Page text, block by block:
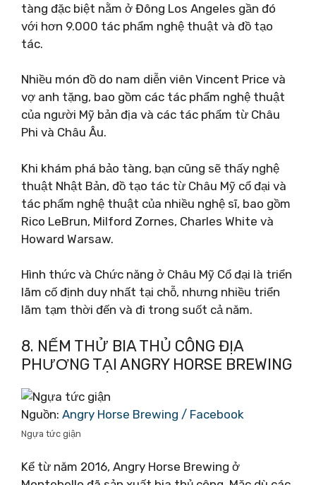
tàng đặc biệt nằm ở Đông Los Angeles gần đó
với hơn 9.000 tác phẩm nghệ thuật và đồ tạo
tác.
Nhiều món đồ do nam diễn viên Vincent Price và
vợ anh tặng, bao gồm các tác phẩm nghệ thuật
của người Mỹ bản địa và các tác phẩm từ Châu
Phi và Châu Âu.
Khi khám phá bảo tàng, bạn cũng sẽ thấy nghệ
thuật Nhật Bản, đồ tạo tác từ Châu Mỹ cổ đại và
tác phẩm nghệ thuật của nhiều nghệ sĩ, bao gồm
Rico LeBrun, Milford Zornes, Charles White và
Howard Warsaw.
Hình thức và Chức năng ở Châu Mỹ Cổ đại là triển
lãm cố định duy nhất tại chỗ, nhưng nhiều triển
lãm tạm thời đến và đi trong suốt cả năm.
8. NẾM THỬ BIA THỦ CÔNG ĐỊA
PHƯƠNG TẠI ANGRY HORSE BREWING
Nguồn: Angry Horse Brewing / Facebook
Ngựa tức giận
Kể từ năm 2016, Angry Horse Brewing ở